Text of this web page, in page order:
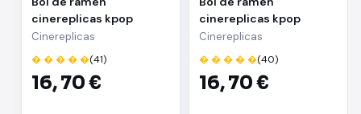
cinereplicas kpop
demon hunters mira
spicy queen
Cinereplicas
� � � � �(41)
16,70 €
cinereplicas kpop
demon hunters rumi
superstar flavor
Cinereplicas
� � � � �(40)
16,70 €